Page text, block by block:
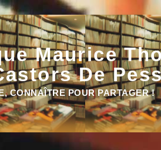
Maurice
De
CONNAÎTRE POUR PARTAGER !